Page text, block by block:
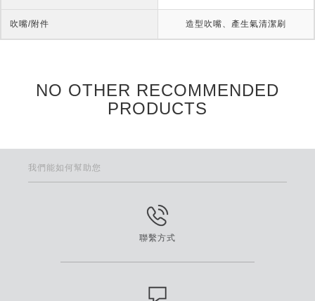
吹嘴/附件 造型吹嘴、產生氣清潔刷
NO OTHER RECOMMENDED
PRODUCTS
我們能如何幫助您
聯繫方式